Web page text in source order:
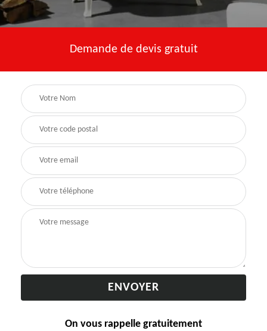
Demande de devis gratuit
On vous rappelle gratuitement